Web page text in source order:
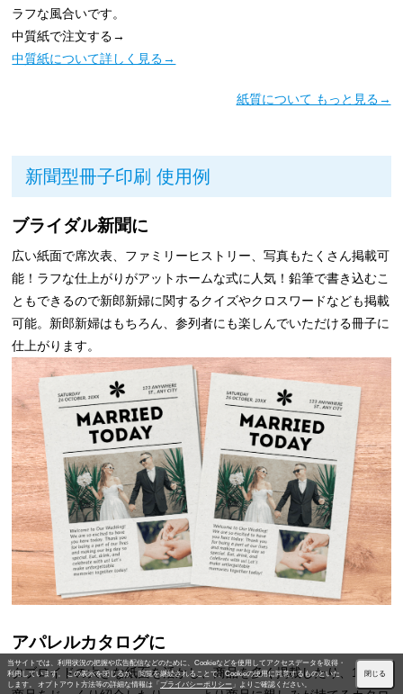
ラフな風合いです。
中質紙で注文する→
中質紙について詳しく見る→
紙質について もっと見る→
新聞型冊子印刷 使用例
ブライダル新聞に
広い紙面で席次表、ファミリーヒストリー、写真もたくさん掲載可
能！ラフな仕上がりがアットホームな式に人気！鉛筆で書き込むこ
ともできるので新郎新婦に関するクイズやクロスワードなども掲載
可能。新郎新婦はもちろん、参列者にも楽しんでいただける冊子に
仕上がります。
アパレルカタログに
タブロイドの大きな紙面を活かし、商品を多く掲載したり、1つの
当サイトでは、利用状況の把握や広告配信などのために、Cookieなどを使用してアクセスデータを取得・
利用しています。 この表示を閉じるか、閲覧を継続されることで、Cookieの使用に同意するものといた
します。 オプトアウト方法等の詳細な情報は「プライバシーポリシー 」よりご確認ください。
閉じる